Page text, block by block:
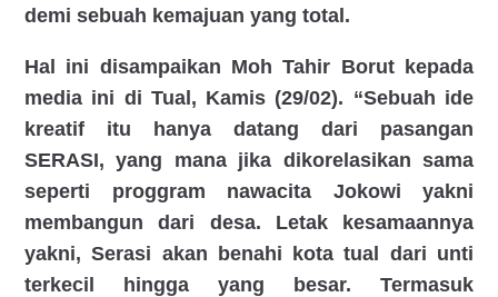
demi sebuah kemajuan yang total.
Hal ini disampaikan Moh Tahir Borut kepada
media ini di Tual, Kamis (29/02). “Sebuah ide
kreatif itu hanya datang dari pasangan
SERASI, yang mana jika dikorelasikan sama
seperti proggram nawacita Jokowi yakni
membangun dari desa. Letak kesamaannya
yakni, Serasi akan benahi kota tual dari unti
terkecil hingga yang besar. Termasuk